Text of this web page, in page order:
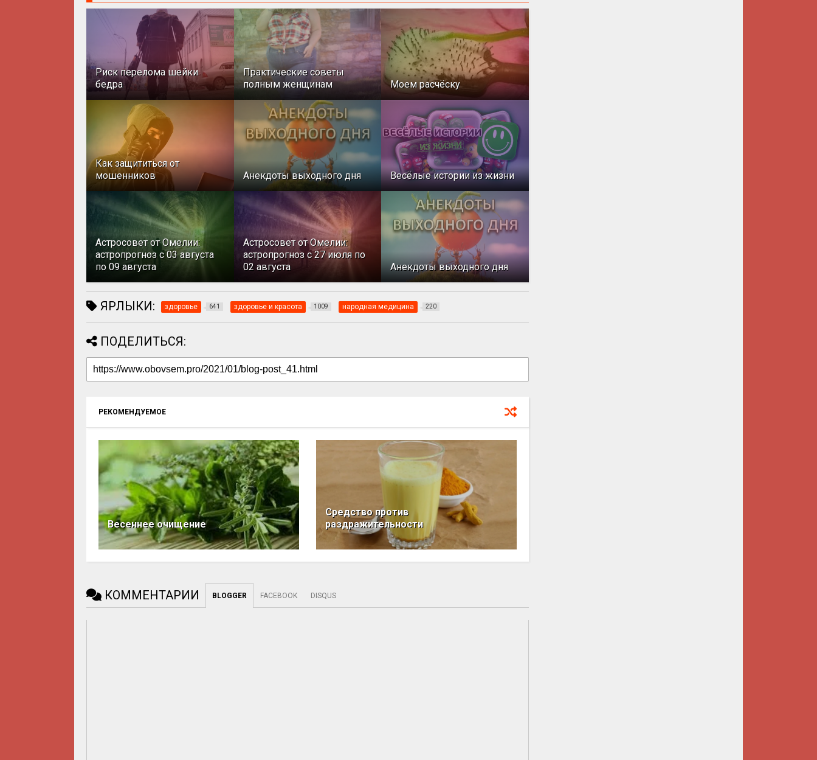
Риск перелома шейки
бедра
Практические советы
полным женщинам
Моем расчёску
Как защититься от
мошенников
Анекдоты выходного дня Весёлые истории из жизни
Астросовет от Омелии:
астропрогноз с 03 августа
по 09 августа
Астросовет от Омелии:
астропрогноз с 27 июля по
02 августа
Анекдоты выходного дня
ЯРЛЫКИ: здоровье 641 здоровье и красота 1009 народная медицина 220
ПОДЕЛИТЬСЯ:
РЕКОМЕНДУЕМОЕ
Весеннее очищение
Средство против
раздражительности
КОММЕНТАРИИ BLOGGER FACEBOOK DISQUS